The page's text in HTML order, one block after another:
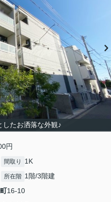
したお洒落な外観♪
円
間取り 1K
所在階 1階/3階建
16-10